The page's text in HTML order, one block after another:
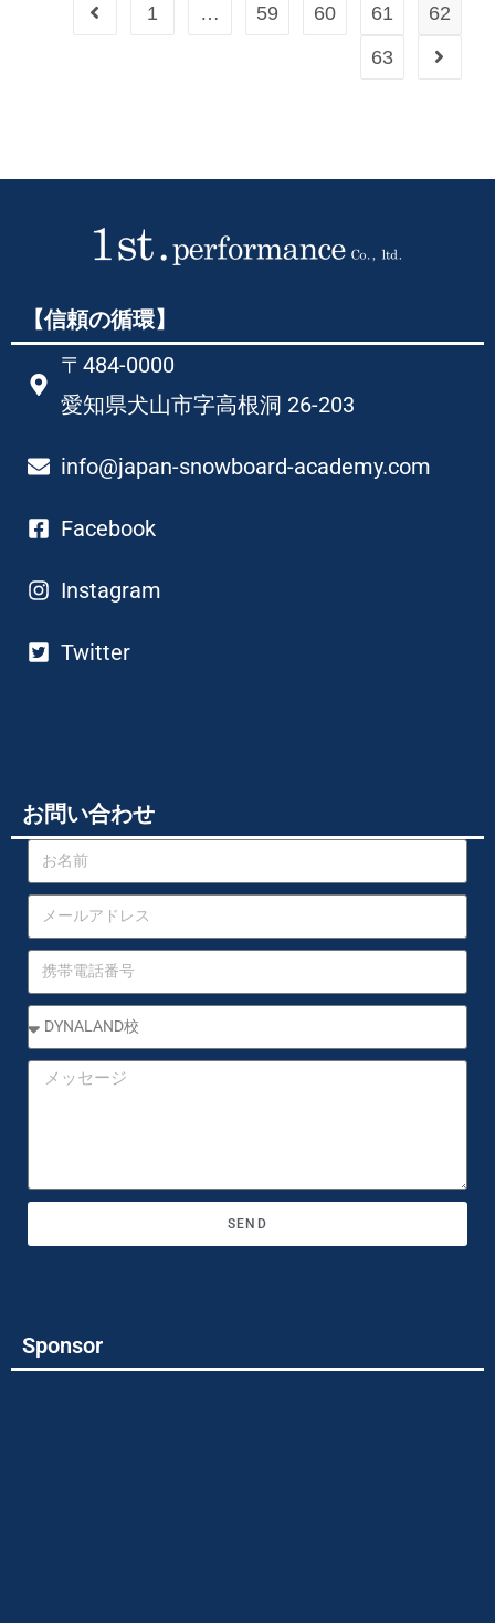
1 … 59 60 61
62
63
【信頼の循環】
〒484-0000
愛知県犬山市字高根洞 26-203​
info@japan-snowboard-academy.com
Facebook
Instagram
Twitter
お問い合わせ
SEND
Sponsor